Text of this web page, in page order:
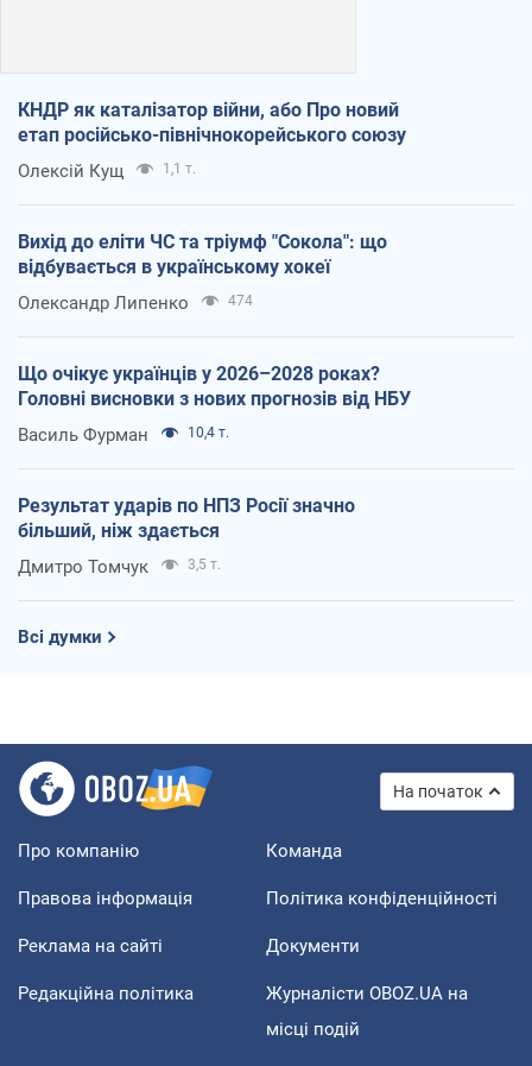
КНДР як каталізатор війни, або Про новий
етап російсько-північнокорейського союзу
Олексій Кущ 1,1 т.
Вихід до еліти ЧС та тріумф "Сокола": що
відбувається в українському хокеї
Олександр Липенко 474
Що очікує українців у 2026–2028 роках?
Головні висновки з нових прогнозів від НБУ
Василь Фурман 10,4 т.
Результат ударів по НПЗ Росії значно
більший, ніж здається
Дмитро Томчук 3,5 т.
Всі думки
На початок
Про компанію Команда
Правова інформація Політика конфіденційності
Реклама на сайті Документи
Редакційна політика
Журналісти OBOZ.UA на
місці подій